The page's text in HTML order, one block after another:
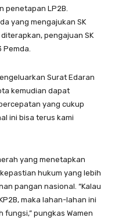
penetapan LP2B.
yang mengajukan SK
pengajuan SK
Surat Edaran
kemudian dapat
yang cukup
ini bisa terus kami
yang menetapkan
hukum yang lebih
pangan nasional. “Kalau
maka lahan-lahan ini
pungkas Wamen